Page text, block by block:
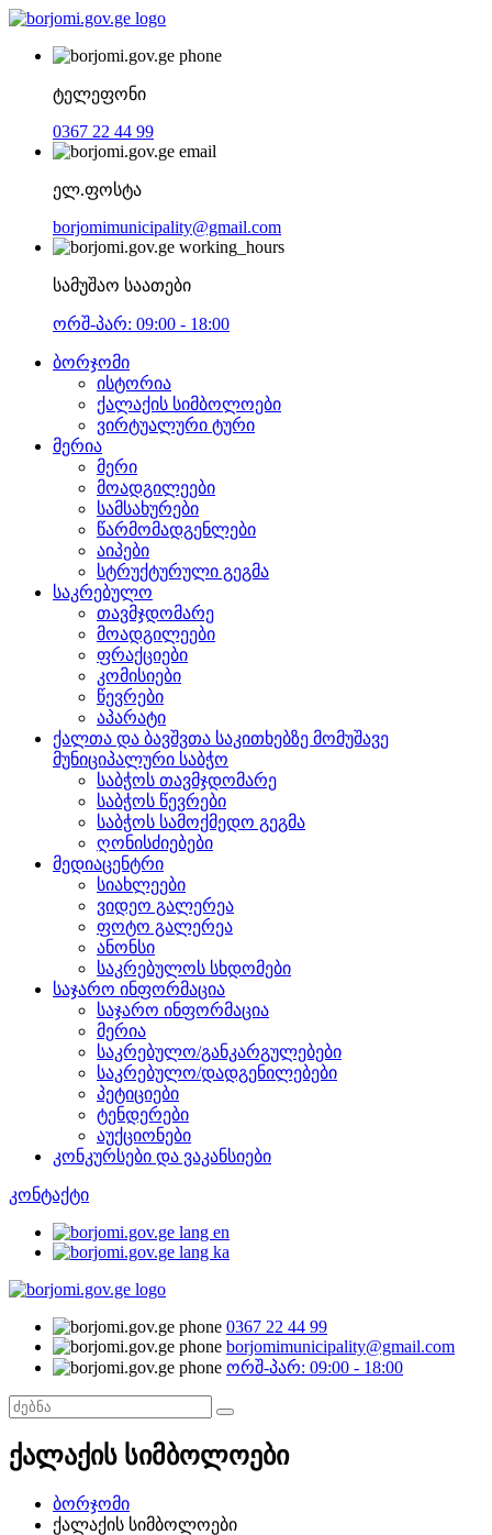
ტელეფონი
0367 22 44 99
ელ.ფოსტა
borjomimunicipality@gmail.com
სამუშაო საათები
ორშ-პარ: 09:00 - 18:00
ბორჯომი
ისტორია
ქალაქის სიმბოლოები
ვირტუალური ტური
მერია
მერი
მოადგილეები
სამსახურები
წარმომადგენლები
აიპები
სტრუქტურული გეგმა
საკრებულო
თავმჯდომარე
მოადგილეები
ფრაქციები
კომისიები
წევრები
აპარატი
ქალთა და ბავშვთა საკითხებზე მომუშავე
მუნიციპალური საბჭო
საბჭოს თავმჯდომარე
საბჭოს წევრები
საბჭოს სამოქმედო გეგმა
ღონისძიებები
მედიაცენტრი
სიახლეები
ვიდეო გალერეა
ფოტო გალერეა
ანონსი
საკრებულოს სხდომები
საჯარო ინფორმაცია
საჯარო ინფორმაცია
მერია
საკრებულო/განკარგულებები
საკრებულო/დადგენილებები
პეტიციები
ტენდერები
აუქციონები
კონკურსები და ვაკანსიები
კონტაქტი
0367 22 44 99
borjomimunicipality@gmail.com
ორშ-პარ: 09:00 - 18:00
ქალაქის სიმბოლოები
ბორჯომი
ქალაქის სიმბოლოები